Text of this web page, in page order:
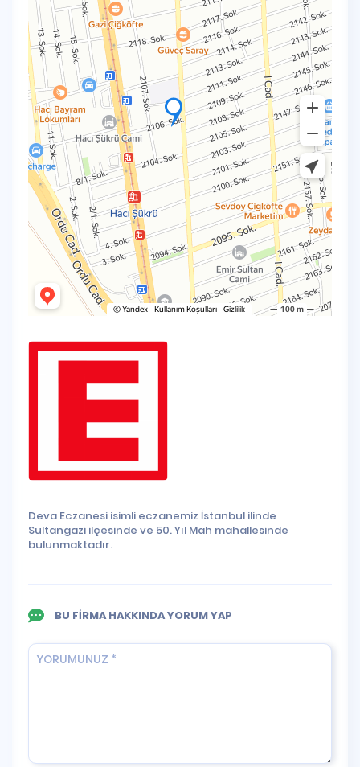
Deva Eczanesi isimli eczanemiz İstanbul ilinde
Sultangazi ilçesinde ve 50. Yıl Mah mahallesinde
bulunmaktadır.
BU FİRMA HAKKINDA YORUM YAP